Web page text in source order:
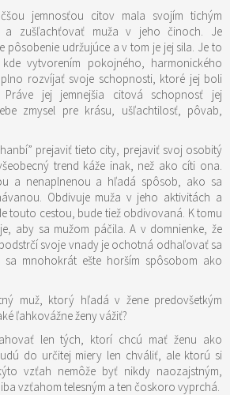
jemnosťou citov mala svojím tichým
a zušľachťovať muža v jeho činoch. Je
pôsobenie udržujúce a v tom je jej sila. Je to
vytvorením pokojného, ​​harmonického
rozvíjať svoje schopnosti, ktoré jej boli
Práve jej jemnejšia citová schopnosť jej
zmysel pre krásu, ušľachtilosť, pôvab,
prejaviť tieto city, prejaviť svoj osobitý
trend káže inak, než ako cíti ona.
a nenaplnenou a hľadá spôsob, ako sa
muža v jeho aktivitách a
touto cestou, bude tiež obdivovaná. K tomu
aby sa mužom páčila. A v domnienke, že
svoje vnady je ochotná odhaľovať sa
mnohokrát ešte horším spôsobom ako
muž, ktorý hľadá v žene predovšetkým
ľahkovážne ženy vážiť?
len tých, ktorí chcú mať ženu ako
do určitej miery len chváliť, ale ktorú si
vzťah nemôže byť nikdy naozajstným,
vzťahom telesným a ten čoskoro vyprchá.